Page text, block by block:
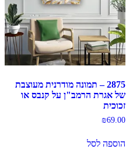
2875 – תמונה מודרנית מעוצבת
של אגרת הרמב"ן על קנבס או
זכוכית
₪69.00
הוספה לסל